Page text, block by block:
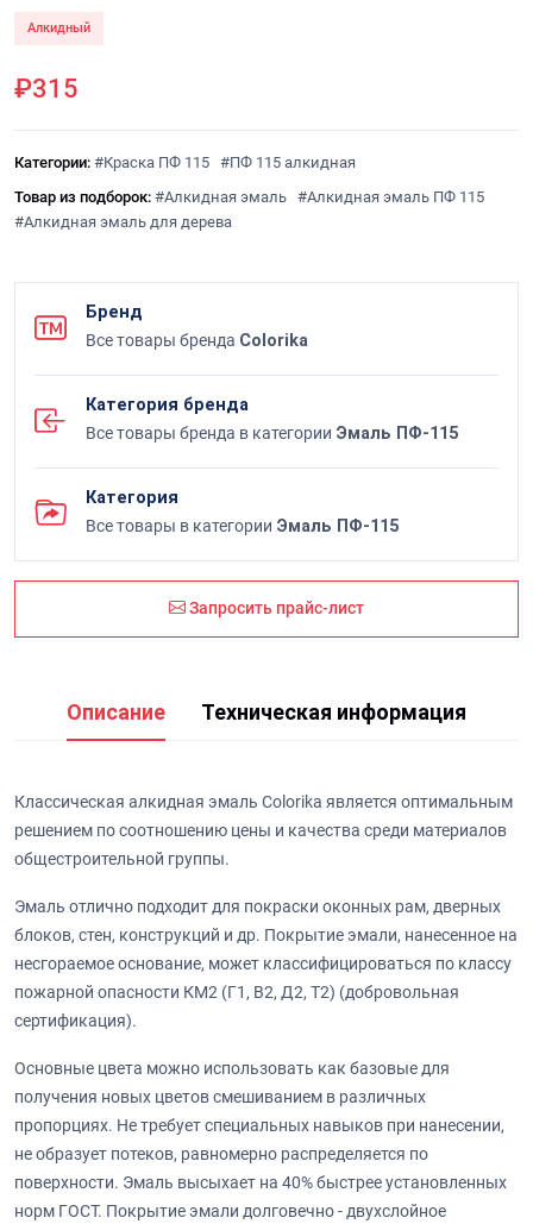
Алкидный
₽315
Категории: #Краска ПФ 115 #ПФ 115 алкидная
Товар из подборок: #Алкидная эмаль #Алкидная эмаль ПФ 115
#Алкидная эмаль для дерева
Бренд
Все товары бренда Colorika
Категория бренда
Все товары бренда в категории Эмаль ПФ-115
Категория
Все товары в категории Эмаль ПФ-115
Запросить прайс-лист
Описание Техническая информация
Классическая алкидная эмаль Colorika является оптимальным
решением по соотношению цены и качества среди материалов
общестроительной группы.
Эмаль отлично подходит для покраски оконных рам, дверных
блоков, стен, конструкций и др. Покрытие эмали, нанесенное на
несгораемое основание, может классифицироваться по классу
пожарной опасности КМ2 (Г1, В2, Д2, Т2) (добровольная
сертификация).
Основные цвета можно использовать как базовые для
получения новых цветов смешиванием в различных
пропорциях. Не требует специальных навыков при нанесении,
не образует потеков, равномерно распределяется по
поверхности. Эмаль высыхает на 40% быстрее установленных
норм ГОСТ. Покрытие эмали долговечно - двухслойное